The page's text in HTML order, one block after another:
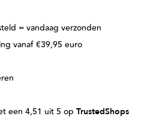
= vandaag verzonden
vanaf €39,95 euro
een 4,51 uit 5 opTrustedShops